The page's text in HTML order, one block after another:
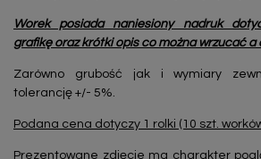
Worek posiada naniesiony nadruk
grafikę oraz krótki opis co można wrzucać a
Zarówno grubość jak i wymiary
tolerancję +/- 5%.
Podana cena dotyczy 1 rolki (10 szt.
Prezentowane zdjęcie ma charakter